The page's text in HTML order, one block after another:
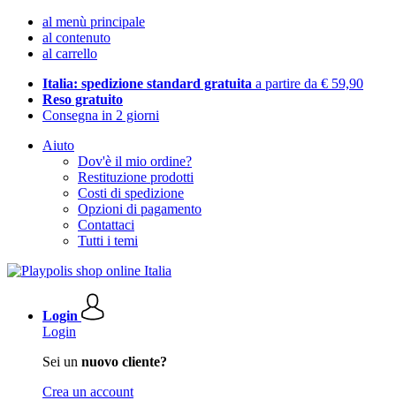
al menù principale
al contenuto
al carrello
Italia: spedizione standard gratuita a partire da € 59,90
Reso gratuito
Consegna in 2 giorni
Aiuto
Dov'è il mio ordine?
Restituzione prodotti
Costi di spedizione
Opzioni di pagamento
Contattaci
Tutti i temi
Login
Login
Sei un nuovo cliente?
Crea un account